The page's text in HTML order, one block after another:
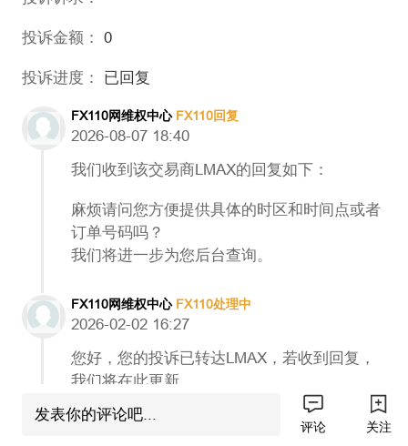
投诉金额： 0
投诉进度： 已回复
FX110网维权中心 FX110回复
2026-08-07 18:40
我们收到该交易商LMAX的回复如下：
麻烦请问您方便提供具体的时区和时间点或者
订单号码吗？
我们将进一步为您后台查询。
FX110网维权中心 FX110处理中
2026-02-02 16:27
您好，您的投诉已转达LMAX，若收到回复，
我们将在此更新。
发表你的评论吧...
评论 关注